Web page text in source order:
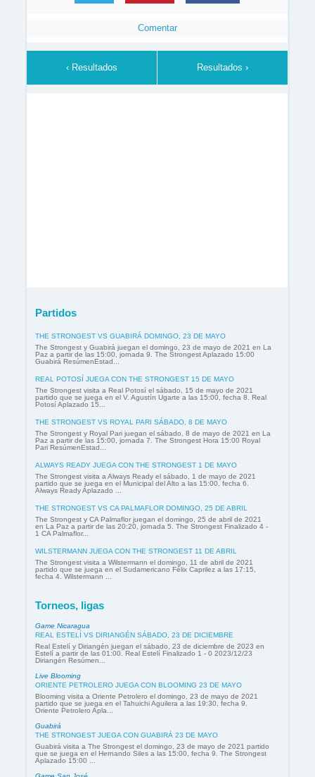
Comentar
‹ Resultados Resultados ›
Partidos
THE STRONGEST VS GUABIRÁ DOMINGO, 23 DE MAYO
The Strongest y Guabirá juegan el domingo, 23 de mayo de 2021 en La
Paz a partir de las 15:00, jornada 9. The Strongest Aplazado 15:00
Guabirá ResúmenEstad...
REAL POTOSÍ JUEGA CON THE STRONGEST 15 DE MAYO
The Strongest visita a Real Potosí el sábado, 15 de mayo de 2021
partido que se juega en el V. Agustín Ugarte a las 15:00, fecha 8. Real
Potosí Aplazado 15...
THE STRONGEST VS ROYAL PARI SÁBADO, 8 DE MAYO
The Strongest y Royal Pari juegan el sábado, 8 de mayo de 2021 en La
Paz a partir de las 15:00, jornada 7. The Strongest Hora 15:00 Royal
Pari ResúmenEstad...
ALWAYS READY JUEGA CON THE STRONGEST 1 DE MAYO
The Strongest visita a Always Ready el sábado, 1 de mayo de 2021
partido que se juega en el Municipal del Alto a las 15:00, fecha 6.
Always Ready Aplazado ...
THE STRONGEST VS CA PALMAFLOR DOMINGO, 25 DE ABRIL
The Strongest y CA Palmaflor juegan el domingo, 25 de abril de 2021
en La Paz a partir de las 20:20, jornada 5. The Strongest Finalizado 4 -
1 CA Palmaflor...
WILSTERMANN JUEGA CON THE STRONGEST 11 DE ABRIL
The Strongest visita a Wilstermann el domingo, 11 de abril de 2021
partido que se juega en el Sudamericano Félix Caprilez a las 17:15,
fecha 4. Wilstermann ...
Torneos, ligas
Game Nicaragua
REAL ESTELÍ VS DIRIANGÉN SÁBADO, 23 DE DICIEMBRE
Real Estelí y Diriangén juegan el sábado, 23 de diciembre de 2023 en
Estelí a partir de las 01:00. Real Estelí Finalizado 1 - 0 2023/12/23
Diriangén Resúmen...
Live Blooming
ORIENTE PETROLERO JUEGA CON BLOOMING 23 DE MAYO
Blooming visita a Oriente Petrolero el domingo, 23 de mayo de 2021
partido que se juega en el Tahuichi Aguilera a las 19:30, fecha 9.
Oriente Petrolero Apla...
Guabirá
THE STRONGEST JUEGA CON GUABIRÁ 23 DE MAYO
Guabirá visita a The Strongest el domingo, 23 de mayo de 2021 partido
que se juega en el Hernando Siles a las 15:00, fecha 9. The Strongest
Aplazado 15:00 ...